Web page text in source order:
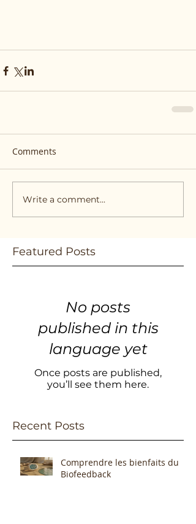
Comments
Write a comment...
Featured Posts
No posts
published in this
language yet
Once posts are published,
you’ll see them here.
Recent Posts
Comprendre les bienfaits du
Biofeedback